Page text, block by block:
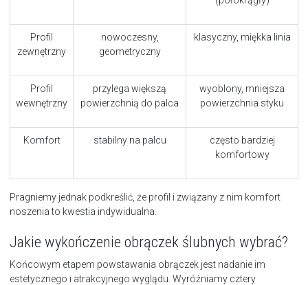
Profil
zewnętrzny
nowoczesny,
geometryczny
klasyczny, miękka linia
Profil
wewnętrzny
przylega większą
powierzchnią do palca
wyoblony, mniejsza
powierzchnia styku
Komfort stabilny na palcu
często bardziej
komfortowy
Pragniemy jednak podkreślić, że profil i związany z nim komfort
noszenia to kwestia indywidualna.
Jakie wykończenie obrączek ślubnych wybrać?
Końcowym etapem powstawania obrączek jest nadanie im
estetycznego i atrakcyjnego wyglądu. Wyróżniamy cztery